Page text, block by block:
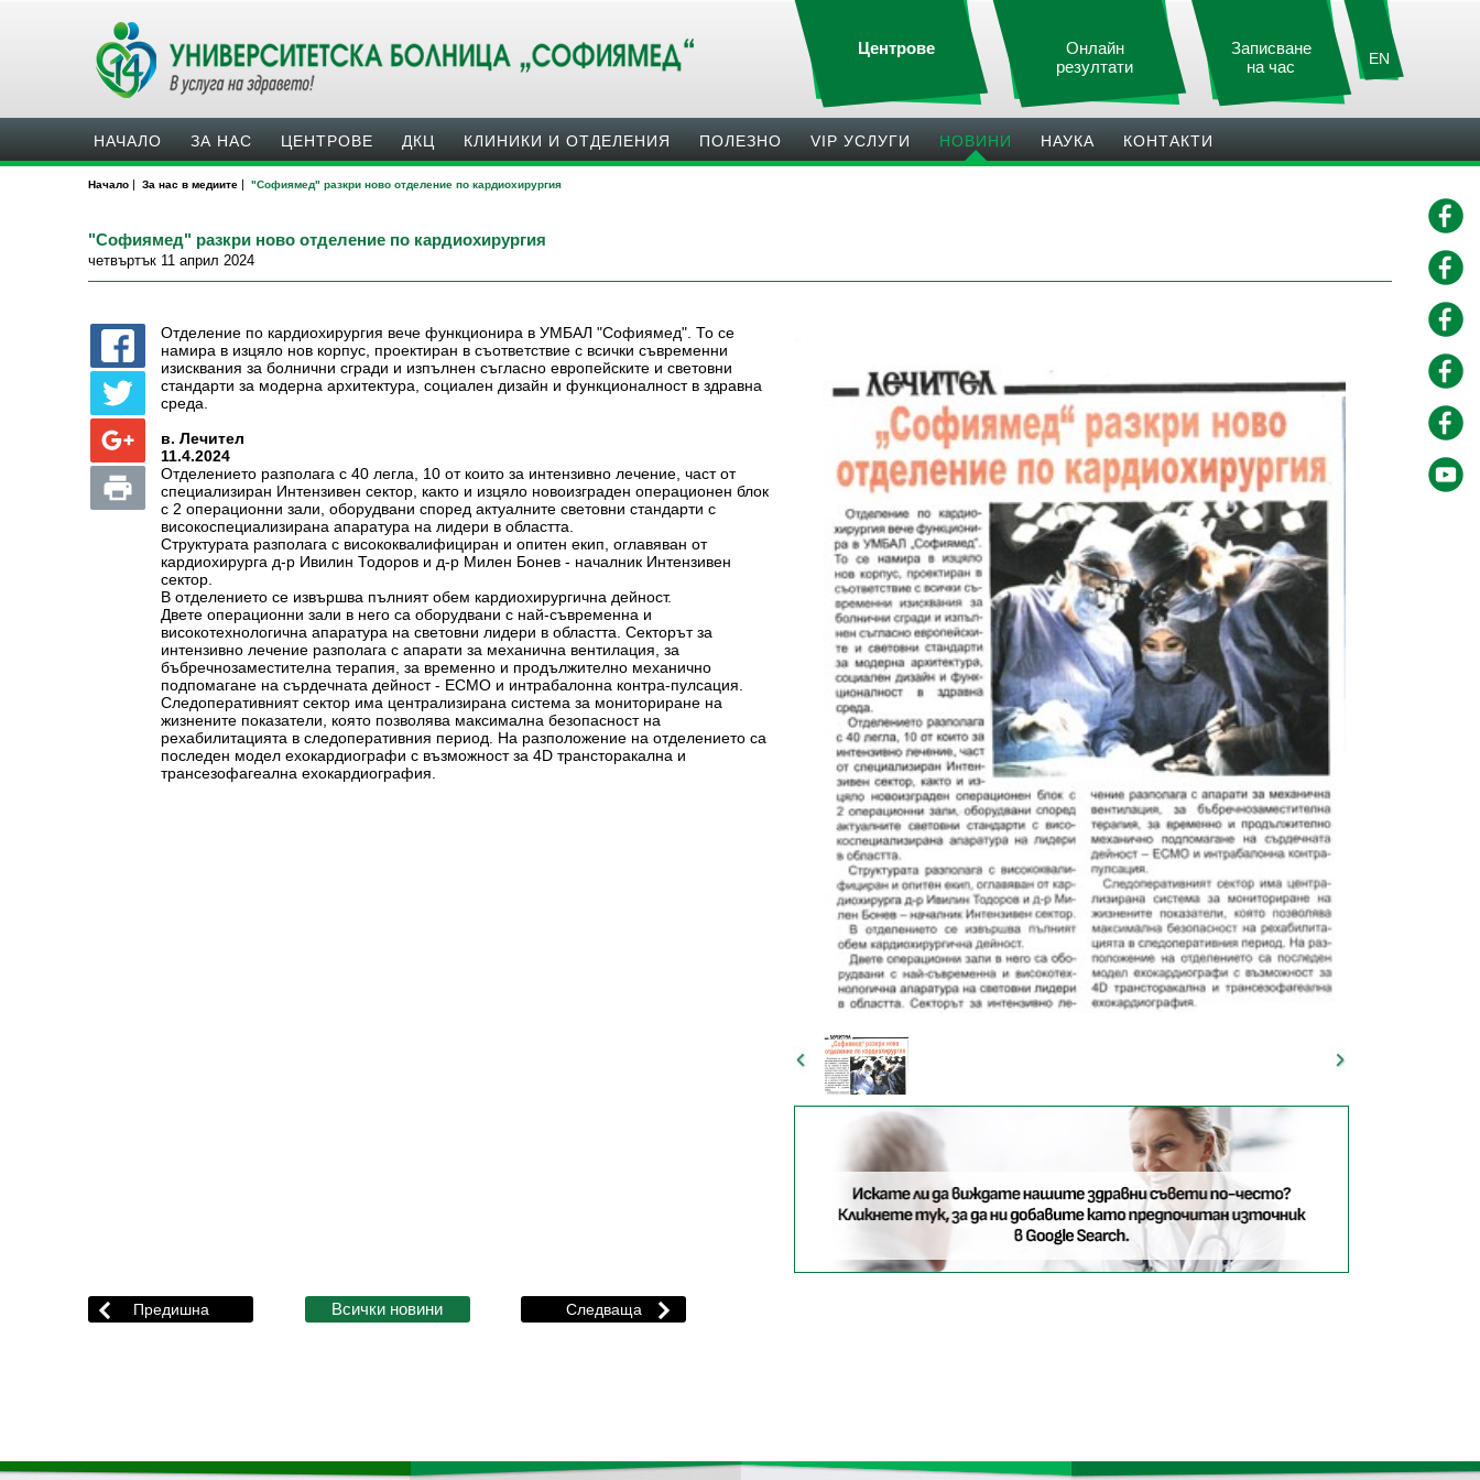
EN
Записване
на час
Онлайн
резултати
Центрове
НАЧАЛО ЗА НАС ЦЕНТРОВЕ ДКЦ КЛИНИКИ И ОТДЕЛЕНИЯ ПОЛЕЗНO VIP УСЛУГИ НОВИНИ НАУКА КОНТАКТИ
Начало | За нас в медиите | "Софиямед" разкри ново отделение по кардиохирургия
"Софиямед" разкри ново отделение по кардиохирургия
четвъртък 11 април 2024
Отделение по кардиохирургия вече функционира в УМБАЛ "Софиямед". То се
намира в изцяло нов корпус, проектиран в съответствие с всички съвременни
изисквания за болнични сгради и изпълнен съгласно европейските и световни
стандарти за модерна архитектура, социален дизайн и функционалност в здравна
среда.
в. Лечител
11.4.2024
Отделението разполага с 40 легла, 10 от които за интензивно лечение, част от
специализиран Интензивен сектор, както и изцяло новоизграден операционен блок
с 2 операционни зали, оборудвани според актуалните световни стандарти с
високоспециализирана апаратура на лидери в областта.
Структурата разполага с висококвалифициран и опитен екип, оглавяван от
кардиохирурга д-р Ивилин Тодоров и д-р Милен Бонев - началник Интензивен
сектор.
В отделението се извършва пълният обем кардиохирургична дейност.
Двете операционни зали в него са оборудвани с най-съвременна и
високотехнологична апаратура на световни лидери в областта. Секторът за
интензивно лечение разполага с апарати за механична вентилация, за
бъбречнозаместителна терапия, за временно и продължително механично
подпомагане на сърдечната дейност - ЕСМО и интрабалонна контра-пулсация.
Следоперативният сектор има централизирана система за мониториране на
жизнените показатели, която позволява максимална безопасност на
рехабилитацията в следоперативния период. На разположение на отделението са
последен модел ехокардиографи с възможност за 4D трансторакална и
трансезофагеална ехокардиография.